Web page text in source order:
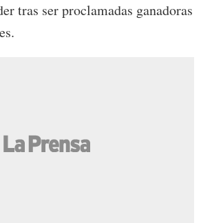
tras ser proclamadas ganadoras